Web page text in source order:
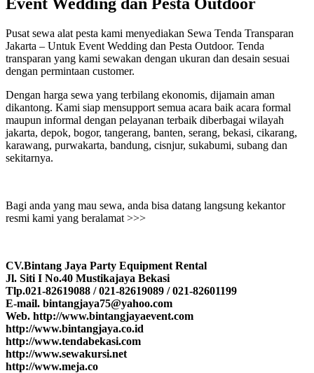
Pusat sewa alat pesta kami menyediakan Sewa Tenda Transparan
Jakarta – Untuk Event Wedding dan Pesta Outdoor. Tenda
transparan yang kami sewakan dengan ukuran dan desain sesuai
dengan permintaan customer.
Dengan harga sewa yang terbilang ekonomis, dijamain aman
dikantong. Kami siap mensupport semua acara baik acara formal
maupun informal dengan pelayanan terbaik diberbagai wilayah
jakarta, depok, bogor, tangerang, banten, serang, bekasi, cikarang,
karawang, purwakarta, bandung, cisnjur, sukabumi, subang dan
sekitarnya.
Bagi anda yang mau sewa, anda bisa datang langsung kekantor
resmi kami yang beralamat >>>
CV.Bintang Jaya Party Equipment Rental
Jl. Siti I No.40 Mustikajaya Bekasi
Tlp.021-82619088 / 021-82619089 / 021-82601199
E-mail. bintangjaya75@yahoo.com
Web. http://www.bintangjayaevent.com
http://www.bintangjaya.co.id
http://www.tendabekasi.com
http://www.sewakursi.net
http://www.meja.co